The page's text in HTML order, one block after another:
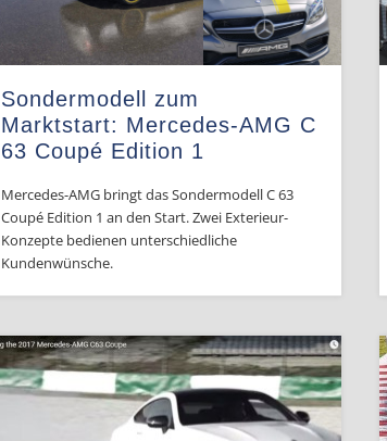
Sondermodell zum
Marktstart: Mercedes-AMG C
63 Coupé Edition 1
Mercedes-AMG bringt das Sondermodell C 63
Coupé Edition 1 an den Start. Zwei Exterieur-
Konzepte bedienen unterschiedliche
Kundenwünsche.